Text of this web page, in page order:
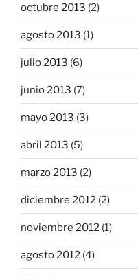
octubre 2013 (2)
agosto 2013 (1)
julio 2013 (6)
junio 2013 (7)
mayo 2013 (3)
abril 2013 (5)
marzo 2013 (2)
diciembre 2012 (2)
noviembre 2012 (1)
agosto 2012 (4)